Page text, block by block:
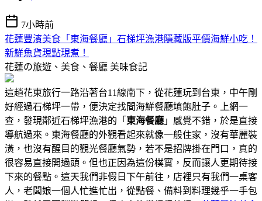
7小時前
花蓮豐濱美食「東海餐廳」石梯坪漁港隱藏版平價海鮮小吃！
新鮮魚貨現點現煮！
花蓮の旅遊、美食、餐廳 美味食記
這趟花東旅行一路沿著台11線南下，從花蓮玩到台東，中午剛
好經過石梯坪一帶，便決定找間海鮮餐廳填飽肚子。上網一
查，發現鄰近石梯坪漁港的「 東海餐廳 」感覺不錯，於是直接
導航過來。東海餐廳的外觀看起來就像一般住家，沒有華麗裝
潢，也沒有醒目的觀光餐廳氣勢，若不是招牌掛在門口，真的
很容易直接開過頭。但也正因為這份樸實，反而讓人更期待接
下來的餐點。這天我們非假日下午前往，店裡只有我們一桌客
人，老闆娘一個人忙進忙出，從點餐、備料到料理幾乎一手包